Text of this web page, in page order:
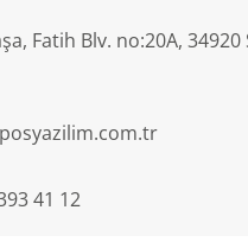
Fatih Blv. no:20A,
41 12